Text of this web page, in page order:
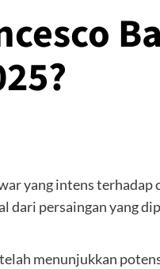
yang intens terhadap
dari persaingan yang
menunjukkan